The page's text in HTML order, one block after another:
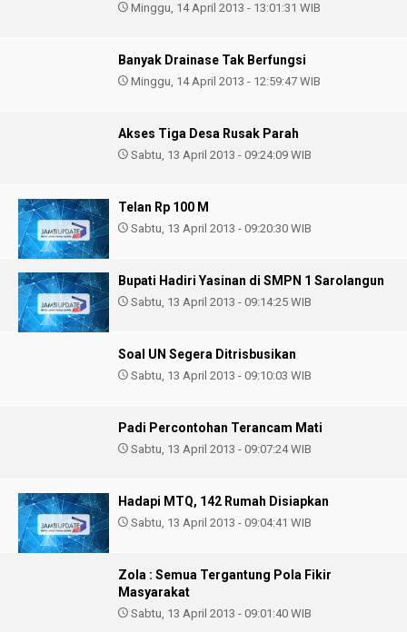
Minggu, 14 April 2013 - 13:01:31 WIB
Banyak Drainase Tak Berfungsi
Minggu, 14 April 2013 - 12:59:47 WIB
Akses Tiga Desa Rusak Parah
Sabtu, 13 April 2013 - 09:24:09 WIB
Telan Rp 100 M
Sabtu, 13 April 2013 - 09:20:30 WIB
Bupati Hadiri Yasinan di SMPN 1 Sarolangun
Sabtu, 13 April 2013 - 09:14:25 WIB
Soal UN Segera Ditrisbusikan
Sabtu, 13 April 2013 - 09:10:03 WIB
Padi Percontohan Terancam Mati
Sabtu, 13 April 2013 - 09:07:24 WIB
Hadapi MTQ, 142 Rumah Disiapkan
Sabtu, 13 April 2013 - 09:04:41 WIB
Zola : Semua Tergantung Pola Fikir
Masyarakat
Sabtu, 13 April 2013 - 09:01:40 WIB